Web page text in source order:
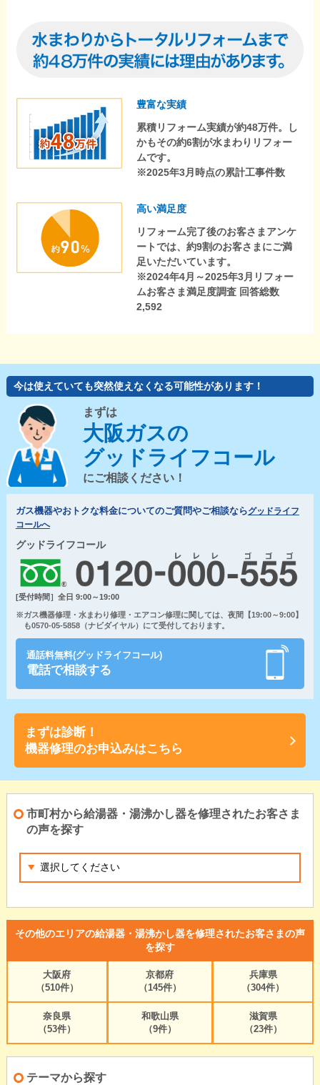
豊富な実績
累積リフォーム実績が約48万件。し
かもその約6割が水まわりリフォー
ムです。
※2025年3月時点の累計工事件数
高い満足度
リフォーム完了後のお客さまアンケ
ートでは、約9割のお客さまにご満
足いただいています。
※2024年4月～2025年3月リフォー
ムお客さま満足度調査 回答総数
2,592
今は使えていても突然使えなくなる可能性があります！
まずは
大阪ガスの
グッドライフコール
にご相談ください！
ガス機器やおトクな料金についてのご質問やご相談ならグッドライフ
コールへ
グッドライフコール
[受付時間］全日 9:00～19:00
※ガス機器修理・水まわり修理・エアコン修理に関しては、夜間【19:00～9:00】
も0570-05-5858（ナビダイヤル）にて受付しております。
通話料無料(グッドライフコール)
電話で相談する
まずは診断！
機器修理のお申込みはこちら
市町村から給湯器・湯沸かし器を修理されたお客さま
の声を探す
その他のエリアの給湯器・湯沸かし器を修理されたお客さまの声
を探す
大阪府
（510件）
京都府
（145件）
兵庫県
（304件）
奈良県
（53件）
和歌山県
（9件）
滋賀県
（23件）
テーマから探す